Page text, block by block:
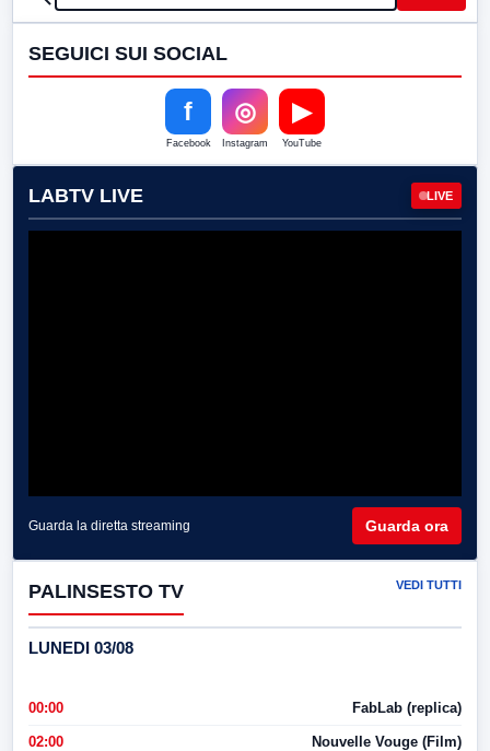
SEGUICI SUI SOCIAL
f
Facebook
◎
Instagram
▶
YouTube
LABTV LIVE LIVE
Guarda la diretta streaming Guarda ora
PALINSESTO TV VEDI TUTTI
LUNEDI 03/08
00:00 FabLab (replica)
02:00 Nouvelle Vouge (Film)